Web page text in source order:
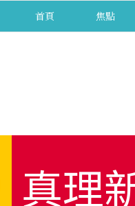
首頁 焦點
真理